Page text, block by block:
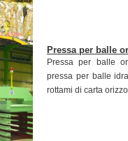
Pressa per balle
Pressa per balle
pressa per balle
rottami di carta